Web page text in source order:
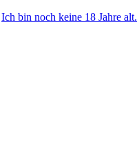
Ich bin noch keine 18 Jahre alt.